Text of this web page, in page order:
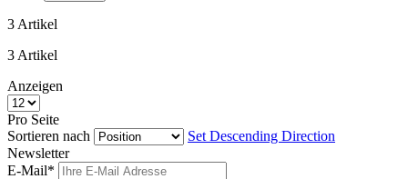
3 Artikel
3 Artikel
Anzeigen
Pro Seite
Sortieren nach
Set Descending Direction
Newsletter
E-Mail*